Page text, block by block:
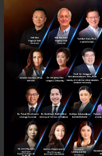
Saucy Thoughts HRV
E-mail :
Tel :
Mobile